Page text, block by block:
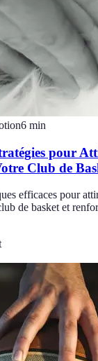
6 min
pour
Club de
efficaces pour
de basket et